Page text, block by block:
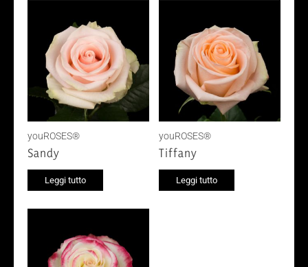
youROSES®
Sandy
Leggi tutto
youROSES®
Tiffany
Leggi tutto